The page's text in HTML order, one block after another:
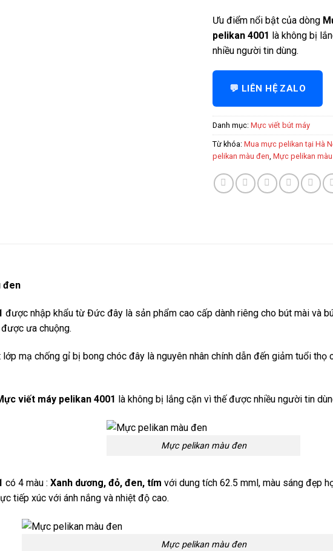
Ưu điểm nổi bật của dòng
pelikan 4001 là không bị
nhiều người tin dùng.
💬 LIÊN HỆ ZALO
Danh mục: Mực viết bút máy
Từ khóa: Mua mực pelikan tại Hà
pelikan màu đen, Mực pelikan
đen
được nhập khẩu từ Đức đây là sản phẩm cao cấp dành riêng cho bút mài và
ưa chuộng.
mạ chống gỉ bị bong chóc đây là nguyên nhân chính dẫn đến giảm tuổi
viết máy pelikan 4001 là không bị lắng cặn vì thế được nhiều người tin
Mực pelikan màu đen
có 4 màu : Xanh dương, đỏ, đen, tím với dung tích 62.5 mml, màu sáng đẹp
tiếp xúc với ánh nắng và nhiệt độ cao.
Mực pelikan màu đen